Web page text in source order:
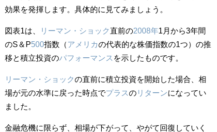
効果を発揮します。具体的に見てみましょう。
図表1は、 リーマン・ショック直前の2008年1月から3年間
のS＆P500指数（アメリカの代表的な株価指数の1つ）の推
移と積立投資のパフォーマンス を示したものです。
リーマン・ショックの直前に積立投資を開始した場合、相
場が元の水準に戻った時点でプラス のリターンになってい
ました。
金融危機に限らず、相場が下がって、やがて回復していく